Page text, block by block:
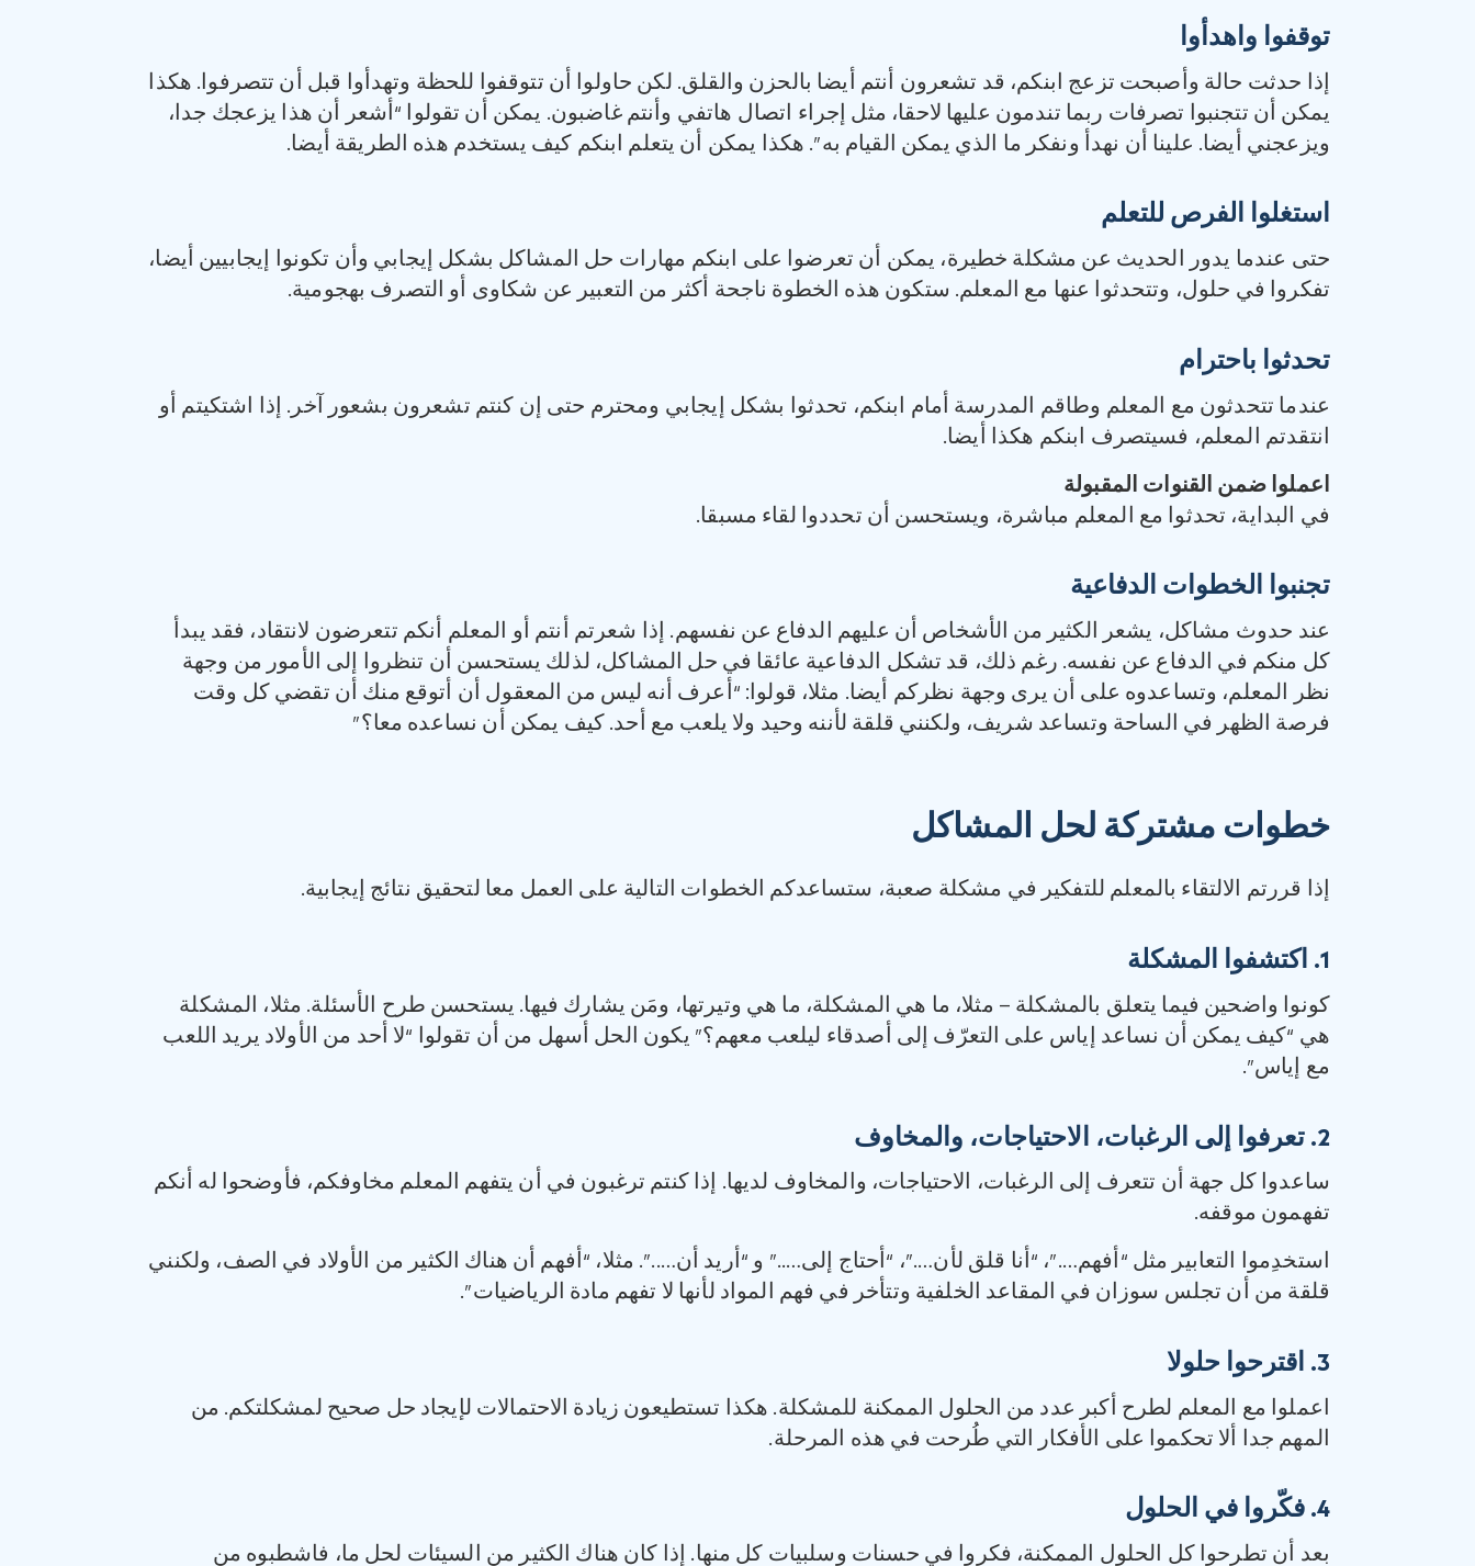
توقفوا واهدأوا
إذا حدثت حالة وأصبحت تزعج ابنكم، قد تشعرون أنتم أيضا بالحزن والقلق. لكن حاولوا أن تتوقفوا للحظة وتهدأوا قبل أن تتصرفوا. هكذا
يمكن أن تتجنبوا تصرفات ربما تندمون عليها لاحقا، مثل إجراء اتصال هاتفي وأنتم غاضبون. يمكن أن تقولوا “أشعر أن هذا يزعجك جدا،
ويزعجني أيضا. علينا أن نهدأ ونفكر ما الذي يمكن القيام به”. هكذا يمكن أن يتعلم ابنكم كيف يستخدم هذه الطريقة أيضا.
استغلوا الفرص للتعلم
حتى عندما يدور الحديث عن مشكلة خطيرة، يمكن أن تعرضوا على ابنكم مهارات حل المشاكل بشكل إيجابي وأن تكونوا إيجابيين أيضا،
تفكروا في حلول، وتتحدثوا عنها مع المعلم. ستكون هذه الخطوة ناجحة أكثر من التعبير عن شكاوى أو التصرف بهجومية.
تحدثوا باحترام
عندما تتحدثون مع المعلم وطاقم المدرسة أمام ابنكم، تحدثوا بشكل إيجابي ومحترم حتى إن كنتم تشعرون بشعور آخر. إذا اشتكيتم أو
انتقدتم المعلم، فسيتصرف ابنكم هكذا أيضا.
اعملوا ضمن القنوات المقبولة
في البداية، تحدثوا مع المعلم مباشرة، ويستحسن أن تحددوا لقاء مسبقا.
تجنبوا الخطوات الدفاعية
عند حدوث مشاكل، يشعر الكثير من الأشخاص أن عليهم الدفاع عن نفسهم. إذا شعرتم أنتم أو المعلم أنكم تتعرضون لانتقاد، فقد يبدأ
كل منكم في الدفاع عن نفسه. رغم ذلك، قد تشكل الدفاعية عائقا في حل المشاكل، لذلك يستحسن أن تنظروا إلى الأمور من وجهة
نظر المعلم، وتساعدوه على أن يرى وجهة نظركم أيضا. مثلا، قولوا: “أعرف أنه ليس من المعقول أن أتوقع منك أن تقضي كل وقت
فرصة الظهر في الساحة وتساعد شريف، ولكنني قلقة لأننه وحيد ولا يلعب مع أحد. كيف يمكن أن نساعده معا؟”
خطوات مشتركة لحل المشاكل
إذا قررتم الالتقاء بالمعلم للتفكير في مشكلة صعبة، ستساعدكم الخطوات التالية على العمل معا لتحقيق نتائج إيجابية.
1
‏. اكتشفوا المشكلة
كونوا واضحين فيما يتعلق بالمشكلة – مثلا، ما هي المشكلة، ما هي وتيرتها، ومَن يشارك فيها. يستحسن طرح الأسئلة. مثلا، المشكلة
هي “كيف يمكن أن نساعد إياس على التعرّف إلى أصدقاء ليلعب معهم؟” يكون الحل أسهل من أن تقولوا “لا أحد من الأولاد يريد اللعب
مع إياس”.
2
‏. تعرفوا إلى الرغبات، الاحتياجات، والمخاوف
ساعدوا كل جهة أن تتعرف إلى الرغبات، الاحتياجات، والمخاوف لديها. إذا كنتم ترغبون في أن يتفهم المعلم مخاوفكم، فأوضحوا له أنكم
تفهمون موقفه.
استخدِموا التعابير مثل “أفهم….”، “أنا قلق لأن….”، “أحتاج إلى…..” و “أريد أن…..”. مثلا، “أفهم أن هناك الكثير من الأولاد في الصف، ولكنني
قلقة من أن تجلس سوزان في المقاعد الخلفية وتتأخر في فهم المواد لأنها لا تفهم مادة الرياضيات”.
3
‏. اقترحوا حلولا
اعملوا مع المعلم لطرح أكبر عدد من الحلول الممكنة للمشكلة. هكذا تستطيعون زيادة الاحتمالات لإيجاد حل صحيح لمشكلتكم. من
المهم جدا ألا تحكموا على الأفكار التي طُرحت في هذه المرحلة.
4
‏. فكّروا في الحلول
بعد أن تطرحوا كل الحلول الممكنة، فكروا في حسنات وسلبيات كل منها. إذا كان هناك الكثير من السيئات لحل ما، فاشطبوه من